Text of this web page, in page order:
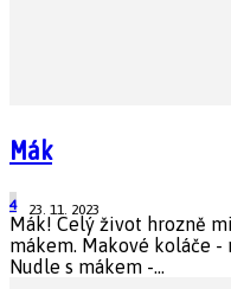
Mák
23. 11. 2023
4
Mák! Celý život hrozně
mákem. Makové koláče -
Nudle s mákem -...